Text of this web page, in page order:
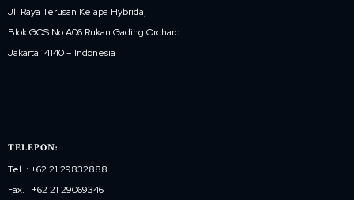
Jl. Raya Terusan Kelapa Hybrida,
Blok GOS No.A06 Rukan Gading Orchard
Jakarta 14140 – Indonesia
TELEPON:
Tel. : +62 21 29832888
Fax. : +62 21 29069346